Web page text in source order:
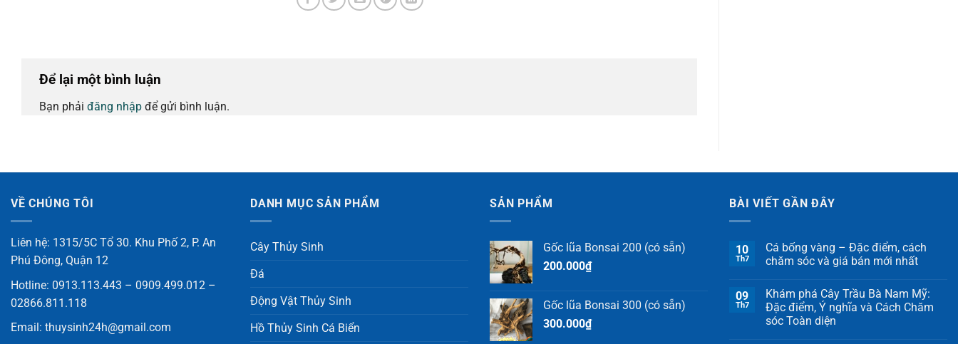
Để lại một bình luận
Bạn phải đăng nhập để gửi bình luận.
VỀ CHÚNG TÔI
Liên hệ: 1315/5C Tổ 30. Khu Phố 2, P. An
Phú Đông, Quận 12
Hotline: 0913.113.443 – 0909.499.012 –
02866.811.118
Email: thuysinh24h@gmail.com
DANH MỤC SẢN PHẨM
Cây Thủy Sinh
Đá
Động Vật Thủy Sinh
Hồ Thủy Sinh Cá Biển
SẢN PHẨM
Gốc lũa Bonsai 200 (có sẵn)
200.000₫
Gốc lũa Bonsai 300 (có sẵn)
300.000₫
BÀI VIẾT GẦN ĐÂY
10
Th7
Cá bống vàng – Đặc điểm, cách
chăm sóc và giá bán mới nhất
09
Th7
Khám phá Cây Trầu Bà Nam Mỹ:
Đặc điểm, Ý nghĩa và Cách Chăm
sóc Toàn diện